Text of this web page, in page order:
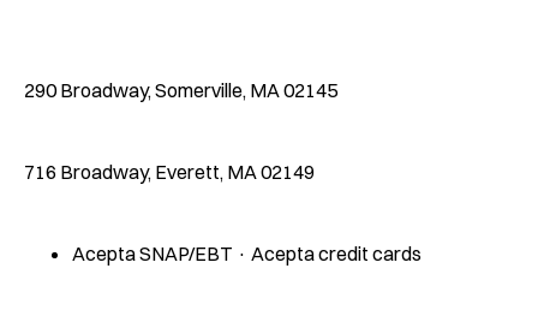
290 Broadway, Somerville, MA 02145
716 Broadway, Everett, MA 02149
Acepta SNAP/EBT · Acepta credit cards